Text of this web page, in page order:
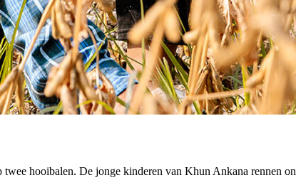
hooibalen. De jonge kinderen van Khun Ankana rennen